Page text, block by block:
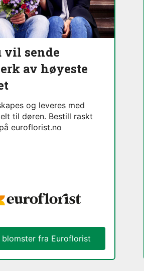
vil sende
av høyeste
og leveres med
til døren. Bestill raskt
euroflorist.no
blomster fra Euroflorist